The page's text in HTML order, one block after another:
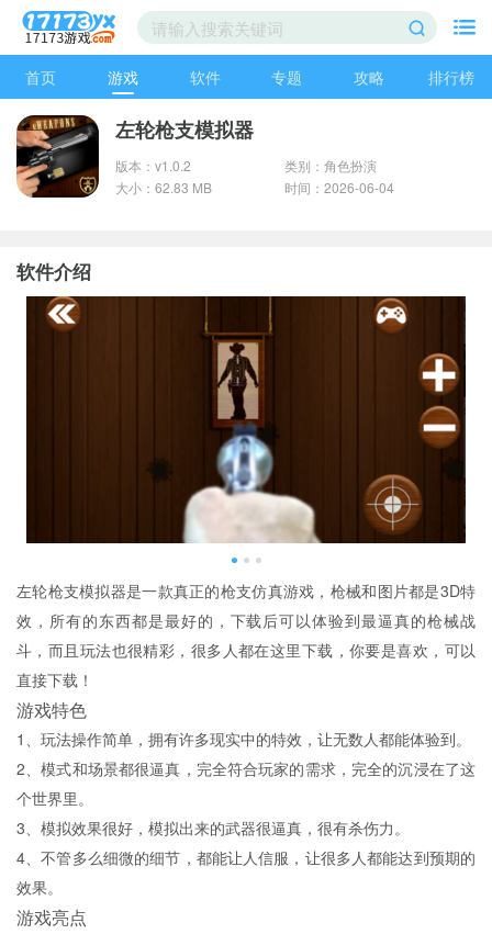
首页 游戏 软件 专题 攻略 排行榜
左轮枪支模拟器
版本：v1.0.2
类别：角色扮演
大小：62.83 MB
时间：2026-06-04
软件介绍
左轮枪支模拟器是一款真正的枪支仿真游戏，枪械和图片都是3D特
效，所有的东西都是最好的，下载后可以体验到最逼真的枪械战
斗，而且玩法也很精彩，很多人都在这里下载，你要是喜欢，可以
直接下载！
游戏特色
1、玩法操作简单，拥有许多现实中的特效，让无数人都能体验到。
2、模式和场景都很逼真，完全符合玩家的需求，完全的沉浸在了这
个世界里。
3、模拟效果很好，模拟出来的武器很逼真，很有杀伤力。
4、不管多么细微的细节，都能让人信服，让很多人都能达到预期的
效果。
游戏亮点